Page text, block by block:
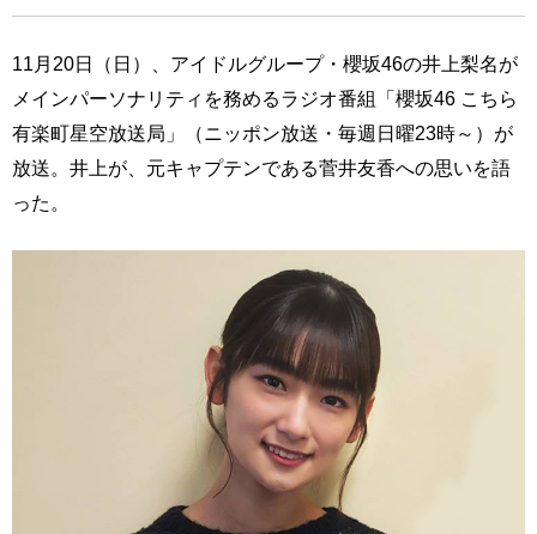
11月20日（日）、アイドルグループ・櫻坂46の井上梨名が
メインパーソナリティを務めるラジオ番組「櫻坂46 こちら
有楽町星空放送局」（ニッポン放送・毎週日曜23時～）が
放送。井上が、元キャプテンである菅井友香への思いを語
った。